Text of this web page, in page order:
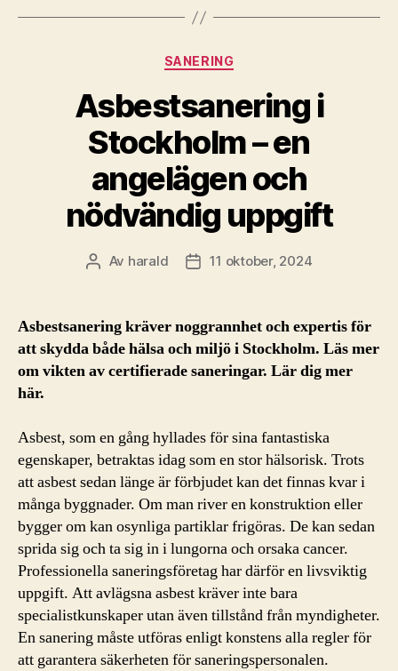
Kategorier
SANERING
Asbestsanering i
Stockholm – en
angelägen och
nödvändig uppgift
Inläggsförfattare
Av harald Inläggsdatum
11 oktober, 2024
Asbestsanering kräver noggrannhet och expertis för
att skydda både hälsa och miljö i Stockholm. Läs mer
om vikten av certifierade saneringar. Lär dig mer
här.
Asbest, som en gång hyllades för sina fantastiska
egenskaper, betraktas idag som en stor hälsorisk. Trots
att asbest sedan länge är förbjudet kan det finnas kvar i
många byggnader. Om man river en konstruktion eller
bygger om kan osynliga partiklar frigöras. De kan sedan
sprida sig och ta sig in i lungorna och orsaka cancer.
Professionella saneringsföretag har därför en livsviktig
uppgift. Att avlägsna asbest kräver inte bara
specialistkunskaper utan även tillstånd från myndigheter.
En sanering måste utföras enligt konstens alla regler för
att garantera säkerheten för saneringspersonalen.